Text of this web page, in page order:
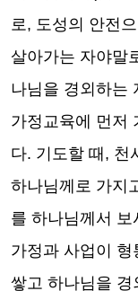
로, 도성의 안전
살아가는 자야말
나님을 경외하는
가정교육에 먼저
다. 기도할 때 , 천
하나님께로 가지
를 하나님께서
가정과 사업이
쌓고 하나님을 경